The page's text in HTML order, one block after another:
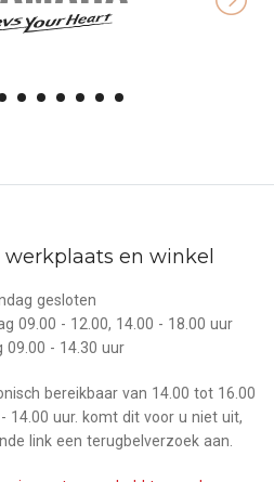
en winkel
gesloten
09.00 - 12.00, 14.00 - 18.00 uur
09.00 - 14.30 uur
bereikbaar van 14.00 tot 16.00
14.00 uur. komt dit voor u niet uit,
link een terugbelverzoek aan.